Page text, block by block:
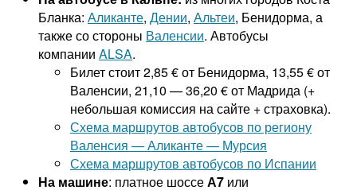
Бланка: Аликанте, Дении, Альтеи, Бенидорма, а
также со стороны Валенсии. Автобусы
компании ALSA.
Билет стоит 2,85 € от Бенидорма, 13,55 € от
Валенсии, 21,10 — 36,20 € от Мадрида (+
небольшая комиссия на сайте + страховка).
Схема маршрутов автобусов по региону
Валенсия — Аликанте — Мурсия
Схема маршрутов автобусов по Испании
На машине: платное шоссеА7 или